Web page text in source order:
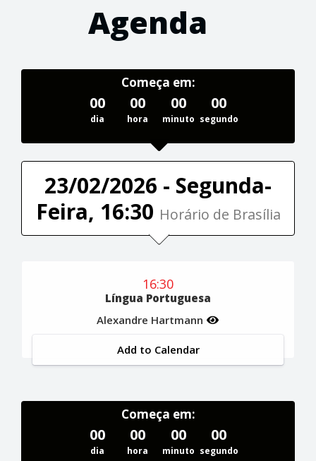
Agenda
Começa em:
00
dia
00
hora
00
minuto
00
segundo
23/02/2026 - Segunda-
Feira, 16:30 Horário de Brasília
16:30
Língua Portuguesa
Alexandre Hartmann
Add to Calendar
Começa em:
00
dia
00
hora
00
minuto
00
segundo